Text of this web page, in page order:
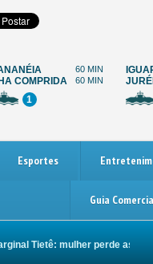
60 MIN
COMPRIDA 60 MIN
1
Esportes
Guia
Tietê: mulher perde as duas